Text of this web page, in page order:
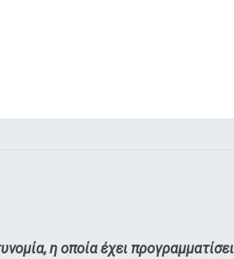
η οποία έχει προγραμματίσει